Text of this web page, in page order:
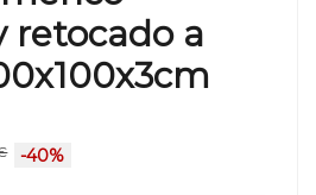
retocado a
-40%